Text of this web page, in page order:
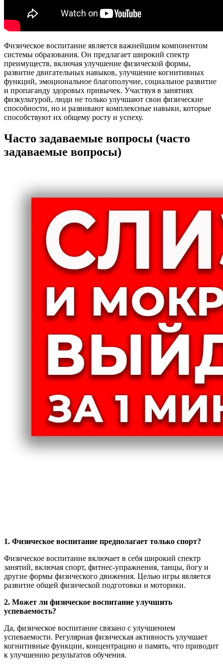
Физическое воспитание является важнейшим компонентом
системы образования. Он предлагает широкий спектр
преимуществ, включая улучшение физической формы,
развитие двигательных навыков, улучшение когнитивных
функций, эмоциональное благополучие, социальное развитие
и пропаганду здоровых привычек. Участвуя в занятиях
физкультурой, люди не только улучшают свои физические
способности, но и развивают комплексные навыки, которые
способствуют их общему росту и успеху.
Часто задаваемые вопросы (часто
задаваемые вопросы)
1. Физическое воспитание предполагает только спорт?
Физическое воспитание включает в себя широкий спектр
занятий, включая спорт, фитнес-упражнения, танцы, йогу и
другие формы физического движения. Целью игры является
развитие общей физической подготовки и моторики.
2. Может ли физическое воспитание улучшить
успеваемость?
Да, физическое воспитание связано с улучшением
успеваемости. Регулярная физическая активность улучшает
когнитивные функции, концентрацию и память, что приводит
к улучшению результатов обучения.